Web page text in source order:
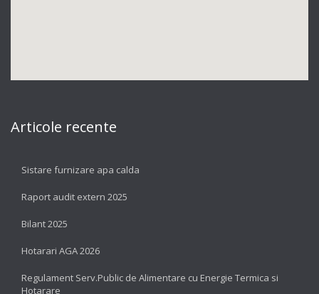
Articole recente
Sistare furnizare apa calda
Raport audit extern 2025
Bilant 2025
Hotarari AGA 2026
Regulament Serv.Public de Alimentare cu Energie Termica si
Hotarare